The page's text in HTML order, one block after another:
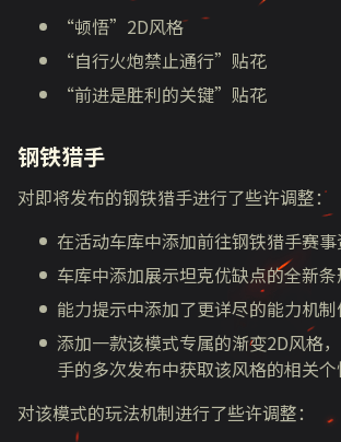
“顿悟”2D风格
“自行火炮禁止通行”贴花
“前进是胜利的关键”贴花
钢铁猎手
对即将发布的钢铁猎手进行了些许调整：
在活动车库中添加前往钢铁猎手赛事
车库中添加展示坦克优缺点的全新条
能力提示中添加了更详尽的能力机制
添加一款该模式专属的渐变2D风格
手的多次发布中获取该风格的相关个
对该模式的玩法机制进行了些许调整：